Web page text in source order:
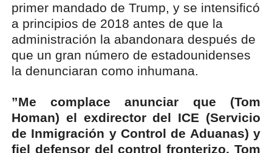
primer mandado de Trump, y se intensificó
a principios de 2018 antes de que la
administración la abandonara después de
que un gran número de estadounidenses
la denunciaran como inhumana.
”Me complace anunciar que (Tom
Homan) el exdirector del ICE (Servicio
de Inmigración y Control de Aduanas) y
fiel defensor del control fronterizo, Tom